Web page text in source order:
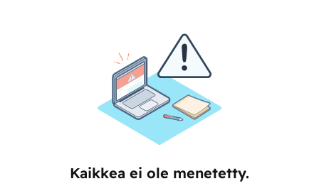
Kaikkea ei ole menetetty.